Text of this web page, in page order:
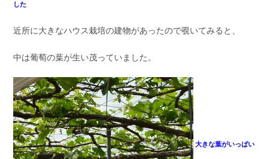
した
近所に大きなハウス栽培の建物があったので覗いてみると、
中は葡萄の葉が生い茂っていました。
大きな葉がいっぱい